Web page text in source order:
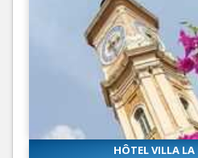
HÔTEL VILLA